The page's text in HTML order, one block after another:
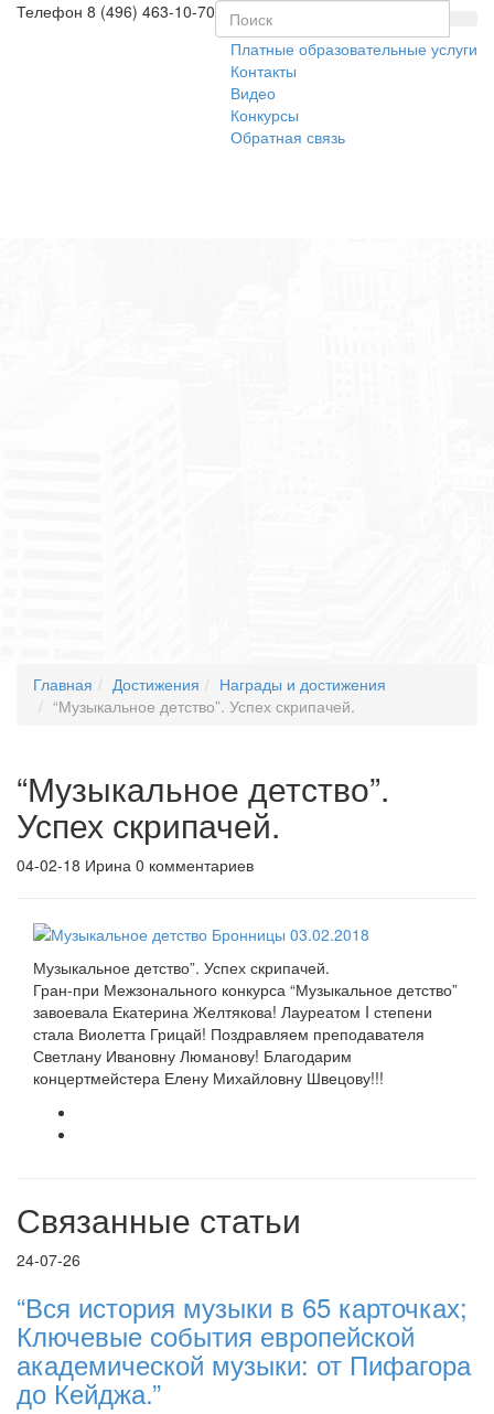
Телефон 8 (496) 463-10-70
Платные образовательные услуги
Контакты
Видео
Конкурсы
Обратная связь
Главная Достижения
Награды и достижения
“Музыкальное детство”. Успех скрипачей.
“Музыкальное детство”.
Успех скрипачей.
04-02-18 Ирина 0 комментариев
Музыкальное детство”. Успех скрипачей.
Гран-при Межзонального конкурса “Музыкальное детство”
завоевала Екатерина Желтякова! Лауреатом I степени
стала Виолетта Грицай! Поздравляем преподавателя
Светлану Ивановну Люманову! Благодарим
концертмейстера Елену Михайловну Швецову!!!
Связанные статьи
24-07-26
“Вся история музыки в 65 карточках;
Ключевые события европейской
академической музыки: от Пифагора
до Кейджа.”